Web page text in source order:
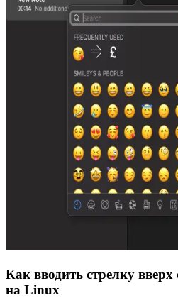
Как вводить стрелку
на Linux